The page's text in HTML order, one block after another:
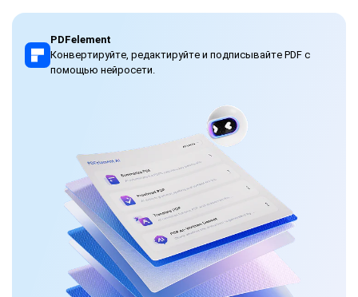
PDFelement
Конвертируйте, редактируйте и подписывайте PDF с
помощью нейросети.